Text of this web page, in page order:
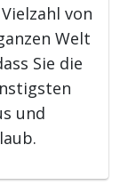
von
Welt
Sie die
und